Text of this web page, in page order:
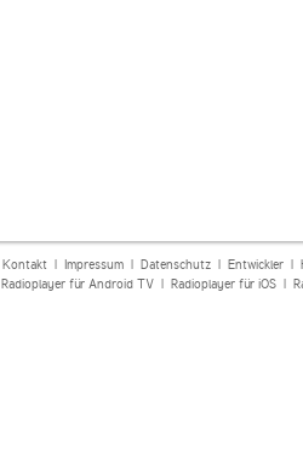
Kontakt| Impressum| Datenschutz| Entwickler|
Radioplayer für Android TV| Radioplayer für iOS|